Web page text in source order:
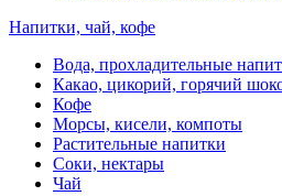
Напитки, чай, кофе
Вода, прохладительные
Какао, цикорий, горячий
Кофе
Морсы, кисели, компоты
Растительные напитки
Соки, нектары
Чай